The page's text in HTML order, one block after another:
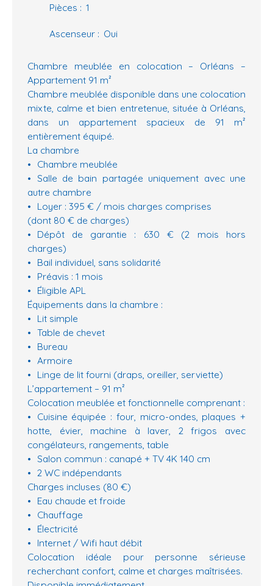
Pièces : 1
Ascenseur : Oui
Chambre meublée en colocation – Orléans –
Appartement 91 m²
Chambre meublée disponible dans une colocation
mixte, calme et bien entretenue, située à Orléans,
dans un appartement spacieux de 91 m²
entièrement équipé.
La chambre
Chambre meublée
Salle de bain partagée uniquement avec une
autre chambre
Loyer : 395 € / mois charges comprises
(dont 80 € de charges)
Dépôt de garantie : 630 € (2 mois hors
charges)
Bail individuel, sans solidarité
Préavis : 1 mois
Éligible APL
Équipements dans la chambre :
Lit simple
Table de chevet
Bureau
Armoire
Linge de lit fourni (draps, oreiller, serviette)
L’appartement – 91 m²
Colocation meublée et fonctionnelle comprenant :
Cuisine équipée : four, micro-ondes, plaques +
hotte, évier, machine à laver, 2 frigos avec
congélateurs, rangements, table
Salon commun : canapé + TV 4K 140 cm
2 WC indépendants
Charges incluses (80 €)
Eau chaude et froide
Chauffage
Électricité
Internet / Wifi haut débit
Colocation idéale pour personne sérieuse
recherchant confort, calme et charges maîtrisées.